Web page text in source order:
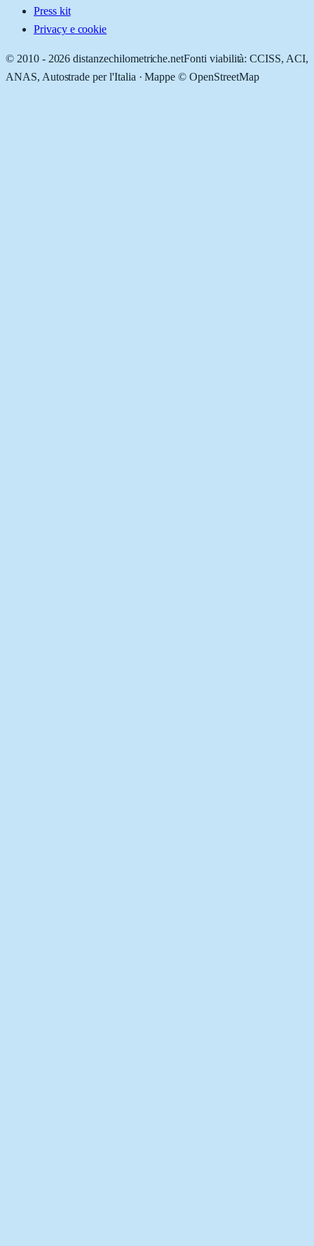
Press kit
Privacy e cookie
© 2010 - 2026 distanzechilometriche.netFonti viabilità: CCISS, ACI,
ANAS, Autostrade per l'Italia · Mappe © OpenStreetMap